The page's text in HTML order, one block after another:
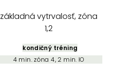
základná vytrvalosť, zóna
1,2
kondičný tréning
4 min. zóna 4, 2 min. IO